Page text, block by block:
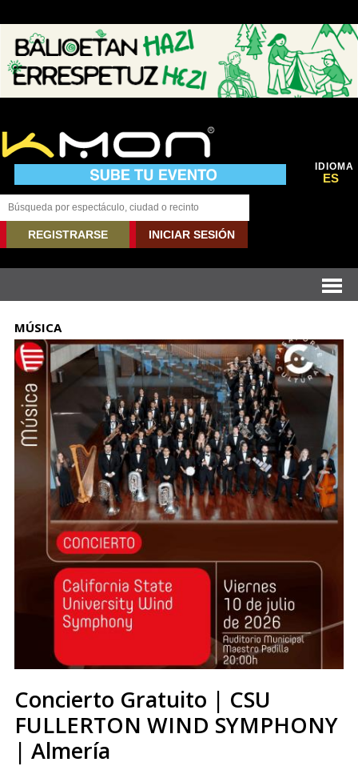
IDIOMA
ES
REGISTRARSE INICIAR SESIÓN
MÚSICA
Concierto Gratuito | CSU
FULLERTON WIND SYMPHONY
| Almería